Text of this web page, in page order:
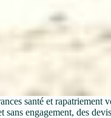
santé et rapatriement
sans engagement, des